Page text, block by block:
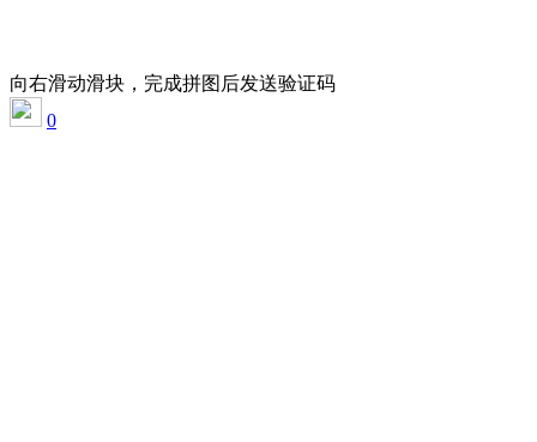
向右滑动滑块，完成拼图后发送验证码
0